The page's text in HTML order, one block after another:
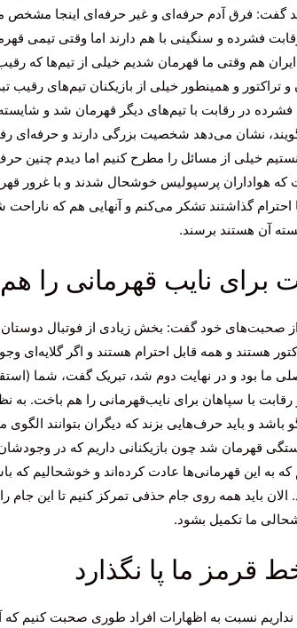
گفت: فرق آدم حرفه‌ای و غیر حرفه‌ای اینجا مشخص
فشرده و سنگینی با هم دارند اما وقتی تیمی
هم وقتی ما قهرمان شدیم خیلی از تیم‌ها که رقیب
و همینطور خیلی از بازیکنان تیم‌های رقیب
در رقابت با تیم‌های دیگر قهرمان شد و
نشان می‌دهد شخصیت بزرگی دارند و حرفه‌ای
خیلی از مسائل را مطرح کنیم اما دیدم چنین
هواداران پرسپولیس خوشحال شدند و با غرور
احترام گذاشتند تشکر می‌کنم و آنهایی هم که
آن هستند برسند.
برای نایب‌ قهرمانی را
صحبت‌های خود گفت: بخش زیادی از فوتبال دوستان
هستند و همه قابل احترام هستند و اگر گلایه‌ای
ما بود و در نهایت دوم شد، تبریک گفت، شما
رقابت با سپاهان برای نایب‌قهرمانی را هم باخت. به
باشد و باید حرف‌هایی بزند که دیگران بتوانند الگوی
قهرمان شد چون بازیکنانی داریم که در
که به این قهرمانی‌ها عادت کرده‌اند و خوشحالیم که
باید همه روی جام حذفی تمرکز کنیم تا این جام را
ما تکمیل بشود.
ما پا نگذارد
نسبت به اظهارات افراد طوری صحبت کنیم که